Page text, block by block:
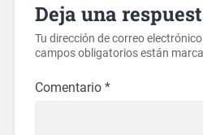
Deja una
Tu dirección de correo
campos obligatorios están
Comentario *